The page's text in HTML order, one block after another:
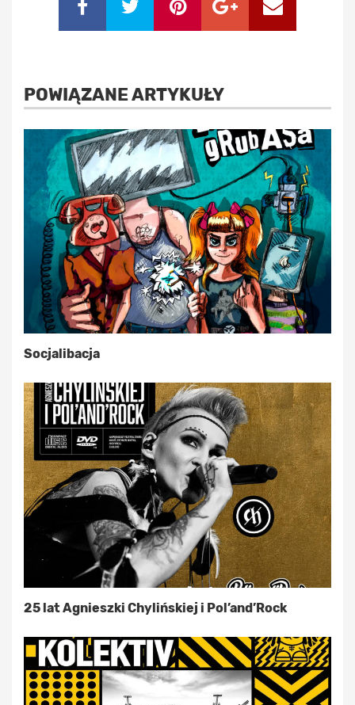
POWIĄZANE ARTYKUŁY
Socjalibacja
25 lat Agnieszki Chylińskiej i Pol’and’Rock